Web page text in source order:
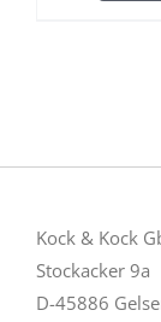
Kock & Kock
Stockacker 9a
D-45886